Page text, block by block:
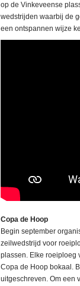
op de Vinkeveense
wedstrijden waarbij de
een ontspannen wijze
Copa de Hoop
Begin september
zeilwedstrijd voor
plassen. Elke roeiploeg
Copa de Hoop bokaal.
uitgeschreven. Om een